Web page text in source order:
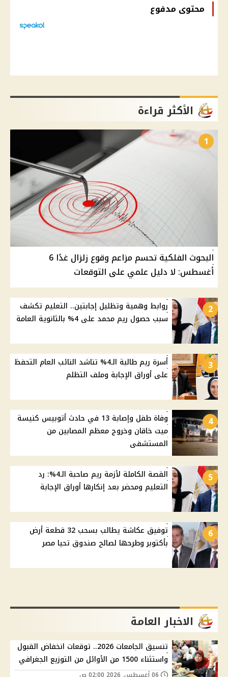
محتوى مدفوع
الأكثر قراءة
1
البحوث الفلكية تحسم مزاعم وقوع زلزال غدًا 6
أغسطس: لا دليل علمي على التوقعات
2
روابط وهمية وتظليل إجابتين.. التعليم تكشف
سبب حصول ريم محمد على 4% بالثانوية العامة
3
أسرة ريم طالبة الـ4% تناشد النائب العام التحفظ
على أوراق الإجابة وملف التظلم
4
وفاة طفل وإصابة 13 في حادث أتوبيس كنيسة
ميت خاقان وخروج معظم المصابين من
المستشفى
5
القصة الكاملة لأزمة ريم صاحبة الـ4%: رد
التعليم ومحضر بعد إنكارها أوراق الإجابة
6
توفيق عكاشة يطالب بسحب 32 قطعة أرض
بأكتوبر وطرحها لصالح صندوق تحيا مصر
الاخبار العامة
تنسيق الجامعات 2026.. توقعات انخفاض القبول
واستثناء 1500 من الأوائل من التوزيع الجغرافي